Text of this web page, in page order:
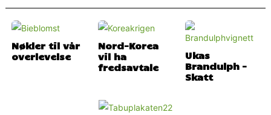
Nøkler til vår
overlevelse
Nord-Korea
vil ha
fredsavtale
Ukas
Brandulph –
Skatt